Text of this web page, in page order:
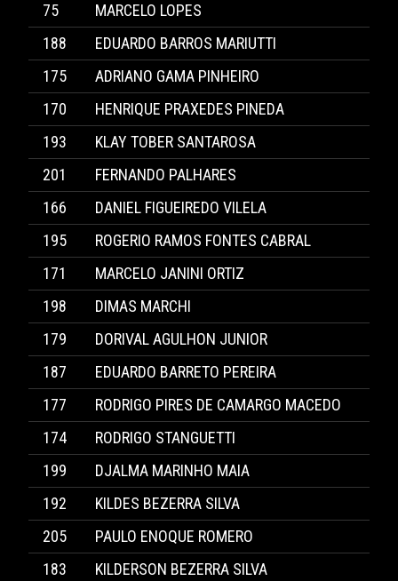
75
MARCELO LOPES
188
EDUARDO BARROS MARIUTTI
175
ADRIANO GAMA PINHEIRO
170
HENRIQUE PRAXEDES PINEDA
193
KLAY TOBER SANTAROSA
201
FERNANDO PALHARES
166
DANIEL FIGUEIREDO VILELA
195
ROGERIO RAMOS FONTES CABRAL
171
MARCELO JANINI ORTIZ
198
DIMAS MARCHI
179
DORIVAL AGULHON JUNIOR
187
EDUARDO BARRETO PEREIRA
177
RODRIGO PIRES DE CAMARGO MACEDO
174
RODRIGO STANGUETTI
199
DJALMA MARINHO MAIA
192
KILDES BEZERRA SILVA
205
PAULO ENOQUE ROMERO
183
KILDERSON BEZERRA SILVA